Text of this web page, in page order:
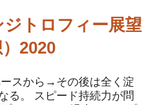
トロフィー展望
2020
ースから→その後は全く淀
る。 スピード持続力が問